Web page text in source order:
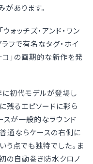
があります。
ォッチズ・アンド・ワン
フで有名なタグ・ホイ
コ」の画期的な新作を発
に初代モデルが登場し
残るエピソードに彩ら
スが一般的なラウンド
普通ならケースの右側に
う点でも独特でした。ま
の自動巻き防水クロノ